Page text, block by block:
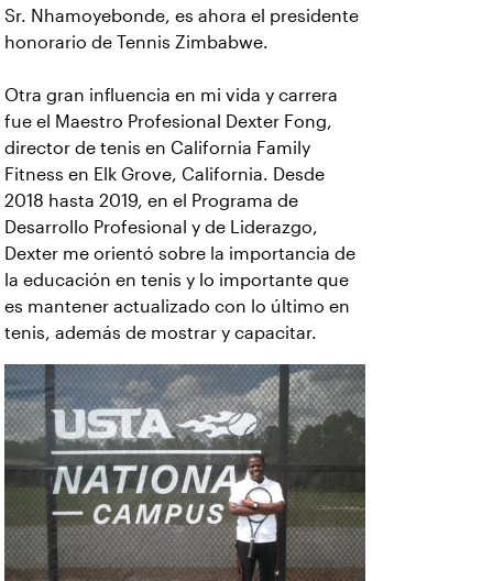
Sr. Nhamoyebonde, es ahora el presidente
honorario de Tennis Zimbabwe.
Otra gran influencia en mi vida y carrera
fue el Maestro Profesional Dexter Fong,
director de tenis en California Family
Fitness en Elk Grove, California. Desde
2018 hasta 2019, en el Programa de
Desarrollo Profesional y de Liderazgo,
Dexter me orientó sobre la importancia de
la educación en tenis y lo importante que
es mantener actualizado con lo último en
tenis, además de mostrar y capacitar.